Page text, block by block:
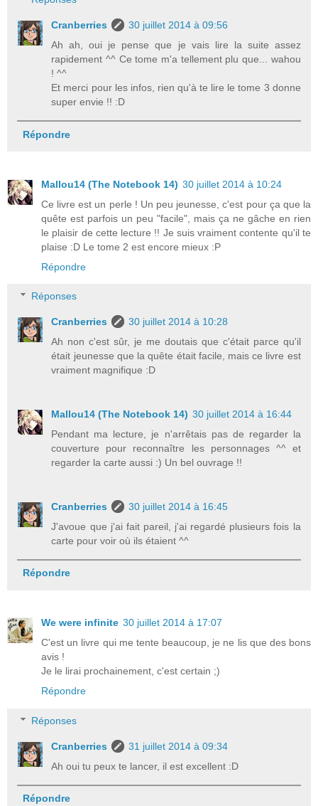
Cranberries
30 juillet 2014 à 09:56
Ah ah, oui je pense que je vais lire la suite assez
rapidement ^^ Ce tome m'a tellement plu que... wahou
! ^^
Et merci pour les infos, rien qu'à te lire le tome 3 donne
super envie !! :D
Répondre
Mallou14 (The Notebook 14) 30 juillet 2014 à 10:24
Ce livre est un perle ! Un peu jeunesse, c'est pour ça que la
quête est parfois un peu "facile", mais ça ne gâche en rien
le plaisir de cette lecture !! Je suis vraiment contente qu'il te
plaise :D Le tome 2 est encore mieux :P
Répondre
Réponses
Cranberries
30 juillet 2014 à 10:28
Ah non c'est sûr, je me doutais que c'était parce qu'il
était jeunesse que la quête était facile, mais ce livre est
vraiment magnifique :D
Mallou14 (The Notebook 14) 30 juillet 2014 à 16:44
Pendant ma lecture, je n'arrêtais pas de regarder la
couverture pour reconnaître les personnages ^^ et
regarder la carte aussi :) Un bel ouvrage !!
Cranberries
30 juillet 2014 à 16:45
J'avoue que j'ai fait pareil, j'ai regardé plusieurs fois la
carte pour voir où ils étaient ^^
Répondre
We were infinite 30 juillet 2014 à 17:07
C'est un livre qui me tente beaucoup, je ne lis que des bons
avis !
Je le lirai prochainement, c'est certain ;)
Répondre
Réponses
Cranberries
31 juillet 2014 à 09:34
Ah oui tu peux te lancer, il est excellent :D
Répondre